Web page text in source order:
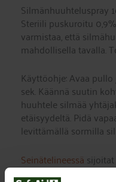
Silmänhuuhteluspray
Steriili puskuroitu
varmistaa, että
mahdollisella tavalla.
Käyttöohje: Avaa
sek. Käännä suutin
huuhtele silmää
etäisyydeltä. Pidä
levittämällä sormilla
Seinätelineessä
sinne missä